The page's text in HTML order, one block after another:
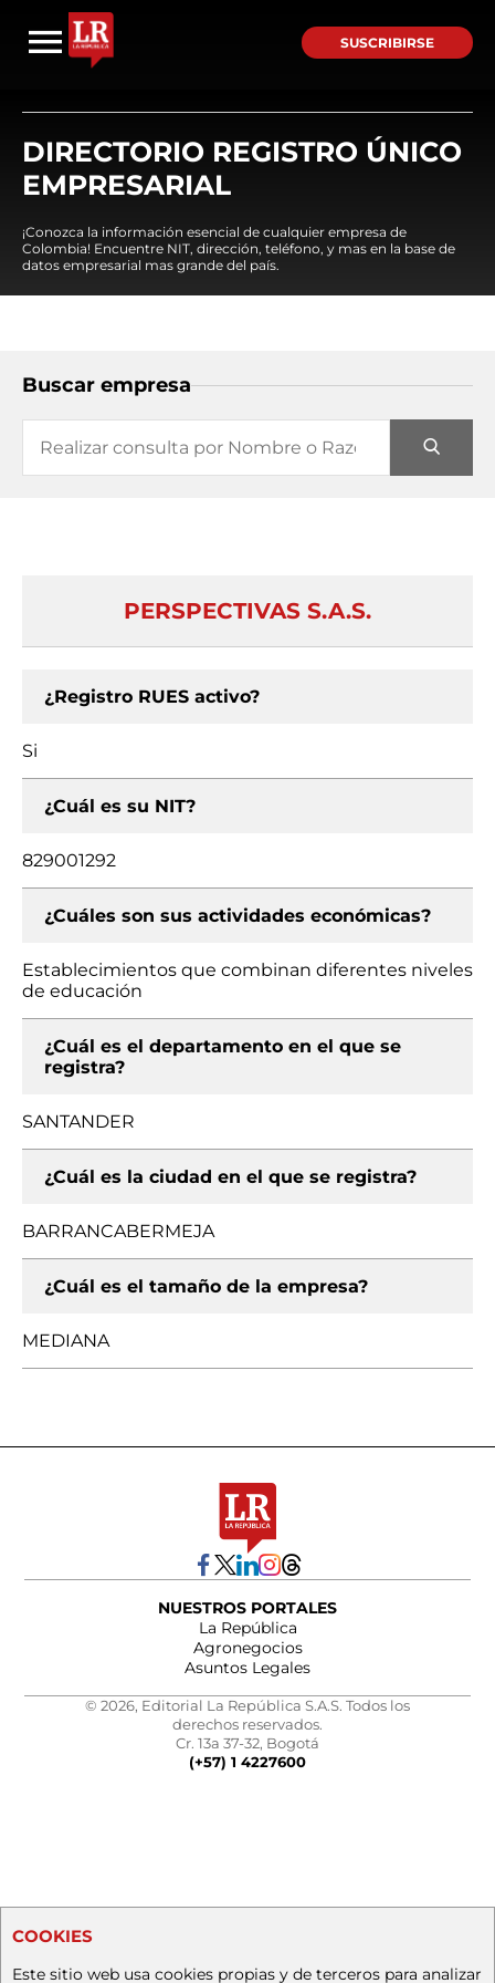
SUSCRIBIRSE
DIRECTORIO REGISTRO ÚNICO
EMPRESARIAL
¡Conozca la información esencial de cualquier empresa de
Colombia! Encuentre NIT, dirección, teléfono, y mas en la base de
datos empresarial mas grande del país.
Buscar empresa
PERSPECTIVAS S.A.S.
¿Registro RUES activo?
Si
¿Cuál es su NIT?
829001292
¿Cuáles son sus actividades económicas?
Establecimientos que combinan diferentes niveles
de educación
¿Cuál es el departamento en el que se
registra?
SANTANDER
¿Cuál es la ciudad en el que se registra?
BARRANCABERMEJA
¿Cuál es el tamaño de la empresa?
MEDIANA
NUESTROS PORTALES
La República
Agronegocios
Asuntos Legales
© 2026, Editorial La República S.A.S. Todos los
derechos reservados.
Cr. 13a 37-32, Bogotá
(+57) 1 4227600
COOKIES
Este sitio web usa cookies propias y de terceros para analizar